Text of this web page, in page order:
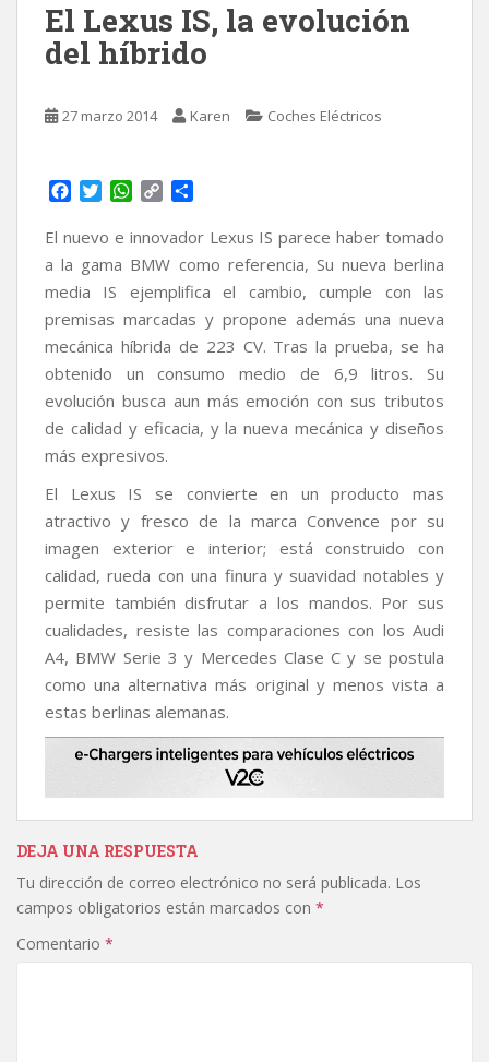
El Lexus IS, la evolución
del híbrido
27 marzo 2014 Karen Coches Eléctricos
c
e
b
o
o
k
i
t
t
e
r
W
a
t
s
A
p
p
p
y
L
i
n
k
m
p
a
r
t
i
r
El nuevo e innovador Lexus IS parece haber tomado
a la gama BMW como referencia, Su nueva berlina
media IS ejemplifica el cambio, cumple con las
premisas marcadas y propone además una nueva
mecánica híbrida de 223 CV. Tras la prueba, se ha
obtenido un consumo medio de 6,9 litros. Su
evolución busca aun más emoción con sus tributos
de calidad y eficacia, y la nueva mecánica y diseños
más expresivos.
El Lexus IS se convierte en un producto mas
atractivo y fresco de la marca Convence por su
imagen exterior e interior; está construido con
calidad, rueda con una finura y suavidad notables y
permite también disfrutar a los mandos. Por sus
cualidades, resiste las comparaciones con los Audi
A4, BMW Serie 3 y Mercedes Clase C y se postula
como una alternativa más original y menos vista a
estas berlinas alemanas.
DEJA UNA RESPUESTA
Tu dirección de correo electrónico no será publicada. Los
campos obligatorios están marcados con *
Comentario *